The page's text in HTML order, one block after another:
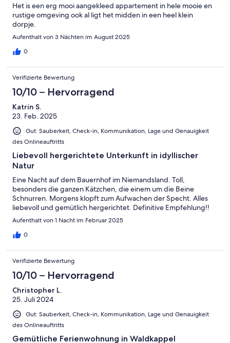
Het is een erg mooi aangekleed appartement in hele mooie en
rustige omgeving ook al ligt het midden in een heel klein
dorpje.
Aufenthalt von 3 Nächten im August 2025
0
Verifizierte Bewertung
10/10 – Hervorragend
Katrin S.
23. Feb. 2025
Gut: Sauberkeit, Check-in, Kommunikation, Lage und Genauigkeit
des Onlineauftritts
Liebevoll hergerichtete Unterkunft in idyllischer
Natur
Eine Nacht auf dem Bauernhof im Niemandsland. Toll,
besonders die ganzen Kätzchen, die einem um die Beine
Schnurren. Morgens klopft zum Aufwachen der Specht. Alles
liebevoll und gemütlich hergerichtet. Definitive Empfehlung!!
Aufenthalt von 1 Nacht im Februar 2025
0
Verifizierte Bewertung
10/10 – Hervorragend
Christopher L.
25. Juli 2024
Gut: Sauberkeit, Check-in, Kommunikation, Lage und Genauigkeit
des Onlineauftritts
Gemütliche Ferienwohnung in Waldkappel